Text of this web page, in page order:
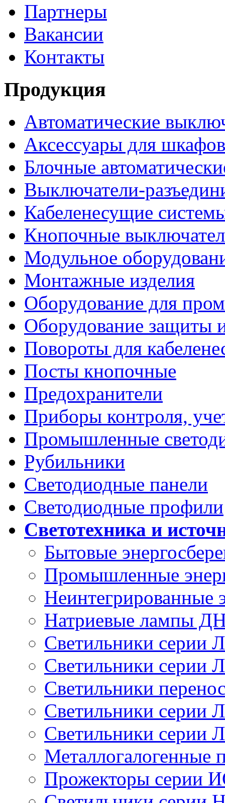
Партнеры
Вакансии
Контакты
Продукция
Автоматические
Аксессуары для
Блочные
Выключатели-
Кабеленесущие
Кнопочные
Модульное
Монтажные изделия
Оборудование для
Оборудование защиты
Повороты для
Посты кнопочные
Предохранители
Приборы контроля,
Промышленные
Рубильники
Светодиодные панели
Светодиодные профили
Светотехника и
Бытовые
Промышленные
Неинтегрированные
Натриевые лампы
Светильники серии
Светильники серии
Светильники
Светильники серии
Светильники серии
Металлогалогенные
Прожекторы серии